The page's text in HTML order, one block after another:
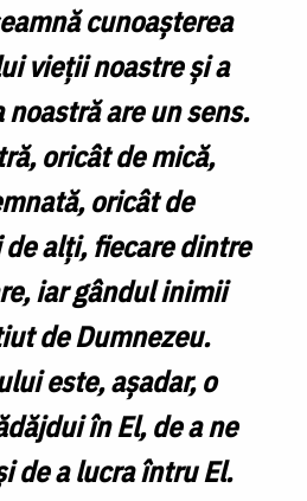
cunoașterea
vieții noastre și a
are un sens.
oricât de mică,
oricât de
alți, fiecare dintre
iar gândul inimii
de Dumnezeu.
este, așadar, o
în El, de a ne
de a lucra întru El.